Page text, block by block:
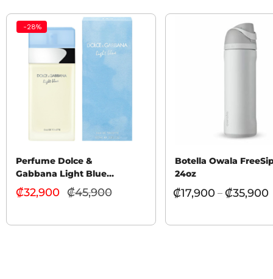
-28%
Perfume Dolce &
Gabbana Light Blue
Woman 100 ML
₡32,900 ₡45,900
actual
Botella Owala
24oz
₡17,900 –₡35,900